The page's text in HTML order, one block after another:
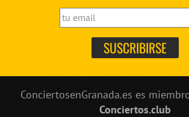
ConciertosenGranada.es es
Conciertos.club